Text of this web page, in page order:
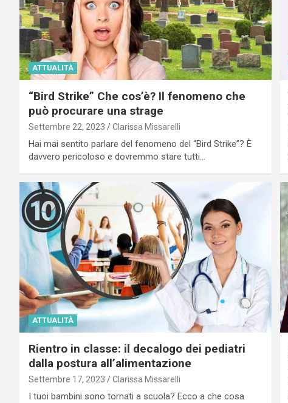
ATTUALITÀ
“Bird Strike” Che cos’è? Il fenomeno che
può procurare una strage
Settembre 22, 2023 Clarissa Missarelli
Hai mai sentito parlare del fenomeno del “Bird Strike”? È
davvero pericoloso e dovremmo stare tutti…
ATTUALITÀ
Rientro in classe: il decalogo dei pediatri
dalla postura all’alimentazione
Settembre 17, 2023 Clarissa Missarelli
I tuoi bambini sono tornati a scuola? Ecco a che cosa